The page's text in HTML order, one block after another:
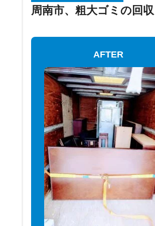
周南市、粗大ゴミの回
AFTER